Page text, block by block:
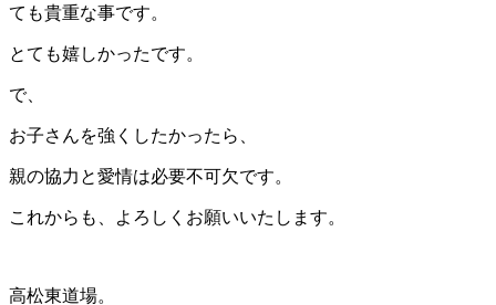
ても貴重な事です。
とても嬉しかったです。
で、
お子さんを強くしたかったら、
親の協力と愛情は必要不可欠です。
これからも、よろしくお願いいたします。
高松東道場。